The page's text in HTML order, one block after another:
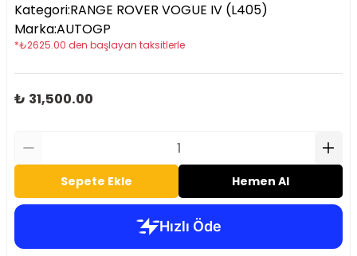
Kategori:RANGE ROVER VOGUE IV (L405)
Marka:AUTOGP
*₺2625.00 den başlayan taksitlerle
₺ 31,500.00
Sepete Ekle Hemen Al